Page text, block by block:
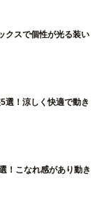
クスで個性が光る装い
選！涼しく快適で動き
！こなれ感があり動き